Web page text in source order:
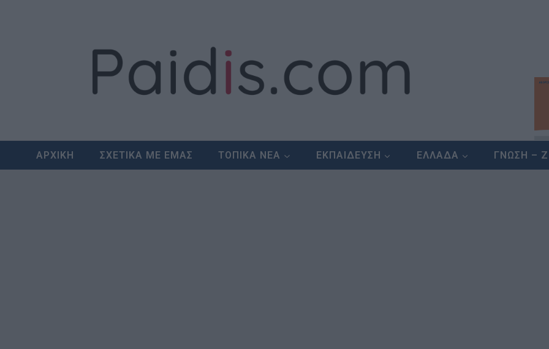
ΑΡΧΙΚΗ ΣΧΕΤΙΚΑ ΜΕ ΕΜΑΣ ΤΟΠΙΚΑ ΝΕΑ ΕΚΠΑΙΔΕΥΣΗ ΕΛΛΑΔΑ ΓΝΩΣΗ –